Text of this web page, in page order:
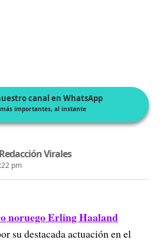
canal en WhatsApp
importantes, al instante
Redacción Virales
pm
noruegoErling Haaland
su destacada actuación en el